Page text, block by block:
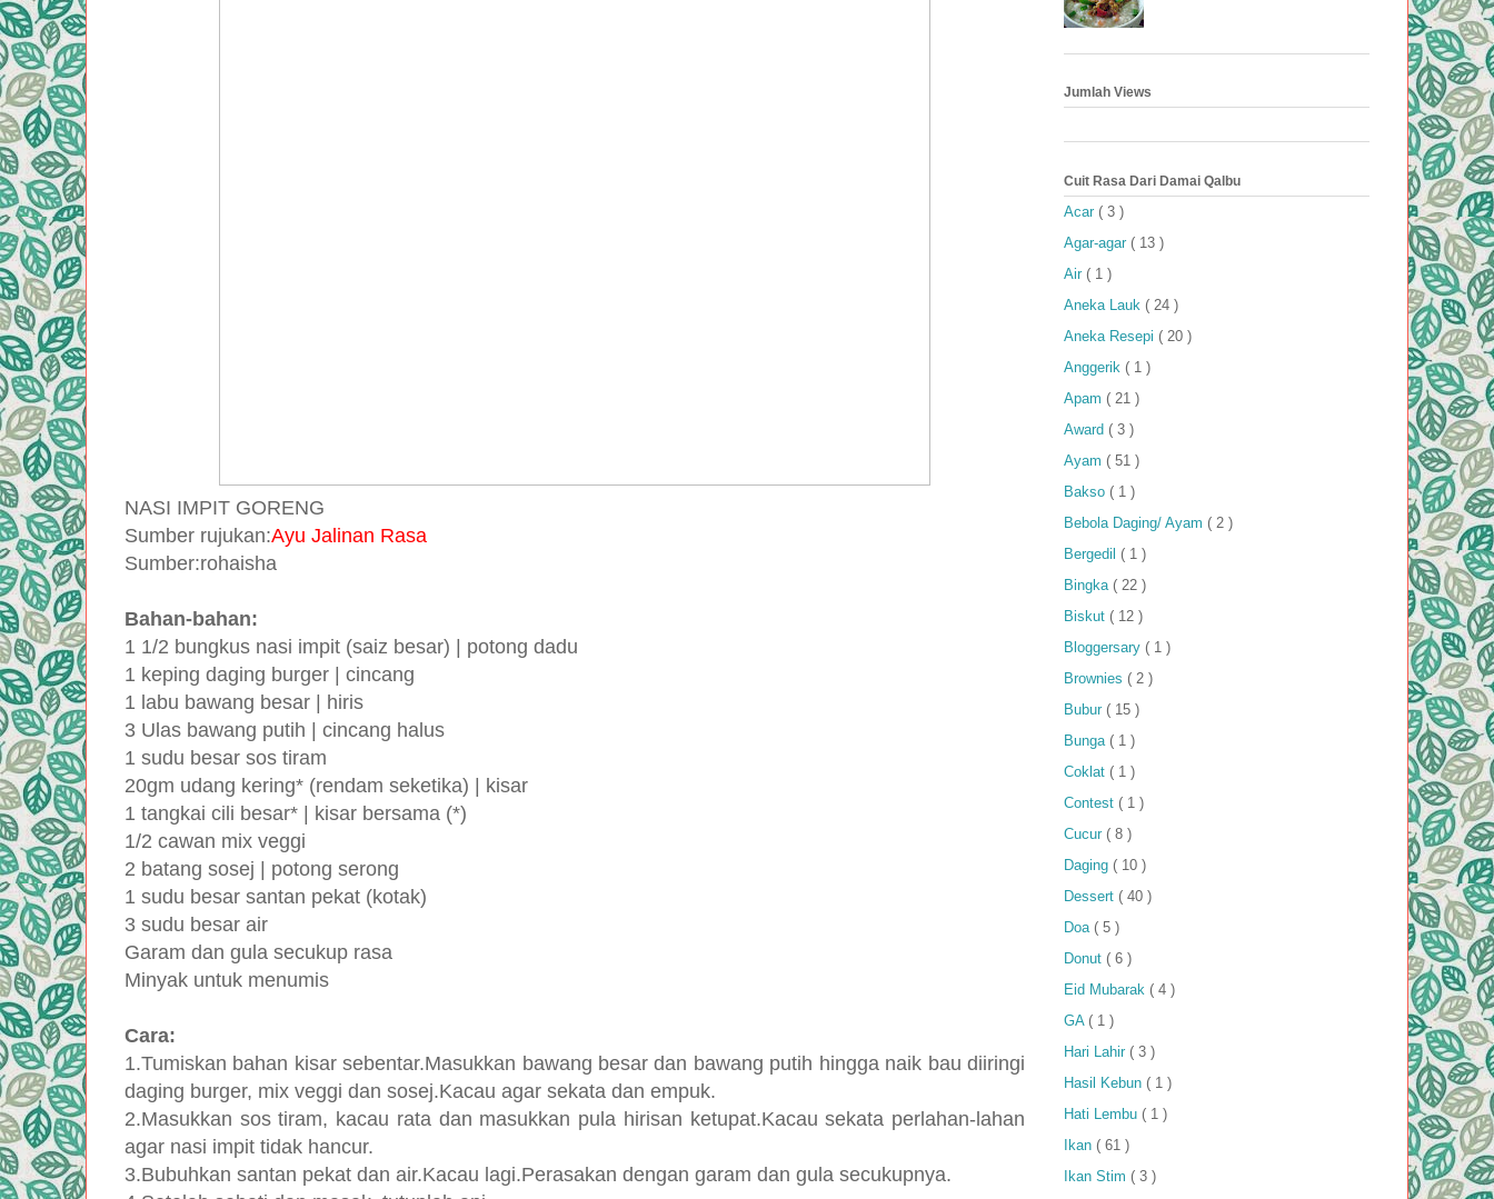
NASI IMPIT GORENG
Sumber rujukan:Ayu Jalinan Rasa
Sumber:rohaisha
Bahan-bahan:
1 1/2 bungkus nasi impit (saiz besar) | potong dadu
1 keping daging burger | cincang
1 labu bawang besar | hiris
3 Ulas bawang putih | cincang halus
1 sudu besar sos tiram
20gm udang kering* (rendam seketika) | kisar
1 tangkai cili besar* | kisar bersama (*)
1/2 cawan mix veggi
2 batang sosej | potong serong
1 sudu besar santan pekat (kotak)
3 sudu besar air
Garam dan gula secukup rasa
Minyak untuk menumis
Cara:
1.Tumiskan bahan kisar sebentar.Masukkan bawang besar dan bawang putih hingga naik bau diiringi
daging burger, mix veggi dan sosej.Kacau agar sekata dan empuk.
2.Masukkan sos tiram, kacau rata dan masukkan pula hirisan ketupat.Kacau sekata perlahan-lahan
agar nasi impit tidak hancur.
3.Bubuhkan santan pekat dan air.Kacau lagi.Perasakan dengan garam dan gula secukupnya.
Jumlah Views
Cuit Rasa Dari Damai Qalbu
Acar ( 3 )
Agar-agar ( 13 )
Air ( 1 )
Aneka Lauk ( 24 )
Aneka Resepi ( 20 )
Anggerik ( 1 )
Apam ( 21 )
Award ( 3 )
Ayam ( 51 )
Bakso ( 1 )
Bebola Daging/ Ayam ( 2 )
Bergedil ( 1 )
Bingka ( 22 )
Biskut ( 12 )
Bloggersary ( 1 )
Brownies ( 2 )
Bubur ( 15 )
Bunga ( 1 )
Coklat ( 1 )
Contest ( 1 )
Cucur ( 8 )
Daging ( 10 )
Dessert ( 40 )
Doa ( 5 )
Donut ( 6 )
Eid Mubarak ( 4 )
GA ( 1 )
Hari Lahir ( 3 )
Hasil Kebun ( 1 )
Hati Lembu ( 1 )
Ikan ( 61 )
Ikan Stim ( 3 )